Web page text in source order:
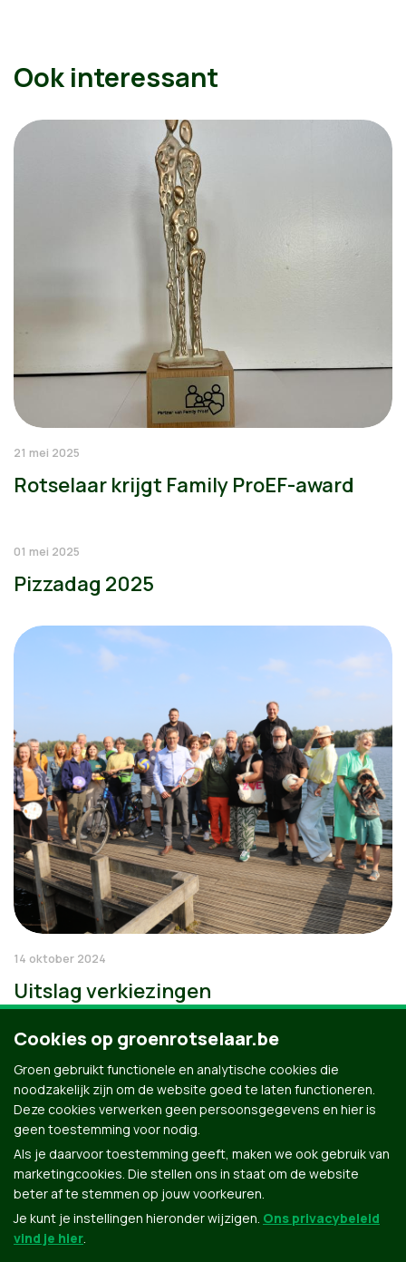
Ook interessant
21 mei 2025
Rotselaar krijgt Family ProEF-award
01 mei 2025
Pizzadag 2025
14 oktober 2024
Uitslag verkiezingen
Cookies op groenrotselaar.be
Groen gebruikt functionele en analytische cookies die
noodzakelijk zijn om de website goed te laten functioneren.
Deze cookies verwerken geen persoonsgegevens en hier is
geen toestemming voor nodig.
Als je daarvoor toestemming geeft, maken we ook gebruik van
marketingcookies. Die stellen ons in staat om de website
beter af te stemmen op jouw voorkeuren.
Je kunt je instellingen hieronder wijzigen. Ons privacybeleid
vind je hier.